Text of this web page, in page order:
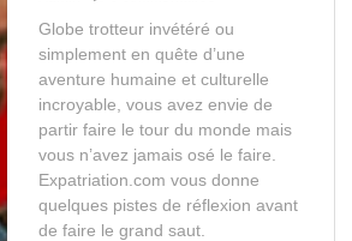
Globe trotteur invétéré ou
simplement en quête d’une
aventure humaine et culturelle
incroyable, vous avez envie de
partir faire le tour du monde mais
vous n’avez jamais osé le faire.
Expatriation.com vous donne
quelques pistes de réflexion avant
de faire le grand saut.